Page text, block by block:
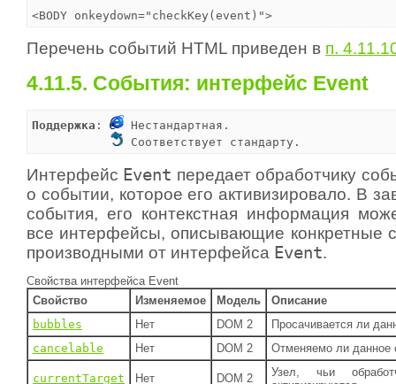
<BODY onkeydown="checkKey(event)">
Перечень событий HTML приведен в п.
4.11.5. События: интерфейс Event
Поддержка :
Нестандартная.
Соответствует стандарту.
Интерфейс Event передает обработчику
о событии, которое его активизировало. В
события, его контекстная информация
все интерфейсы, описывающие конкретные
производными от интерфейса Event.
Свойства интерфейса Event
Свойство
Изменяемое Модель
Описание
bubbles
Нет DOM 2
Просачивается ли
cancelable
Нет DOM 2 Отменяемо ли данное
currentTarget Нет DOM 2
Узел, чьи